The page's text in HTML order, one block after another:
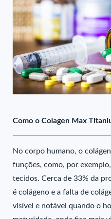
Como o Colagen Max
No corpo humano, o
funções, como, por
tecidos. Cerca de 33% da
é colágeno e a falta de
visível e notável quando o